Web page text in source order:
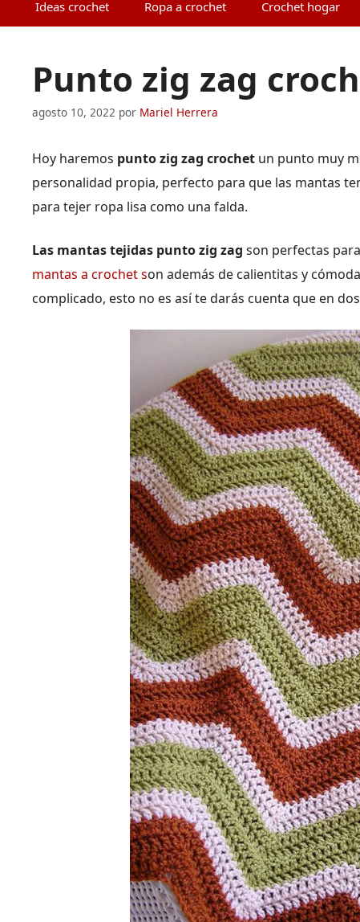
Ideas crochet Ropa a crochet Crochet hogar
Punto zig zag
agosto 10, 2022 por Mariel Herrera
Hoy haremos punto zig zag crochet un punto muy
personalidad propia, perfecto para que las mantas
para tejer ropa lisa como una falda.
Las mantas tejidas punto zig zag son perfectas
mantas a crochet son además de calientitas y
complicado, esto no es así te darás cuenta que en